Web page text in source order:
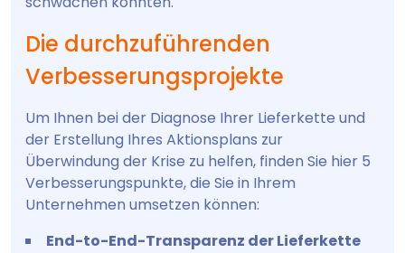
Die durchzuführenden
Verbesserungsprojekte
Um Ihnen bei der Diagnose Ihrer Lieferkette und
der Erstellung Ihres Aktionsplans zur
Überwindung der Krise zu helfen, finden Sie hier 5
Verbesserungspunkte, die Sie in Ihrem
Unternehmen umsetzen können:
End-to-End-Transparenz der Lieferkette